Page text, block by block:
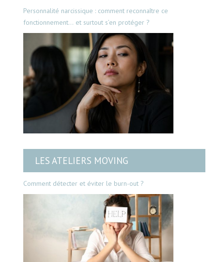
Personnalité narcissique : comment reconnaître ce
fonctionnement… et surtout s’en protéger ?
LES ATELIERS MOVING
Comment détecter et éviter le burn-out ?